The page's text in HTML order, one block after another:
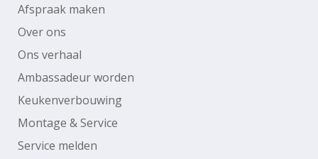
Afspraak maken
Over ons
Ons verhaal
Ambassadeur worden
Keukenverbouwing
Montage & Service
Service melden